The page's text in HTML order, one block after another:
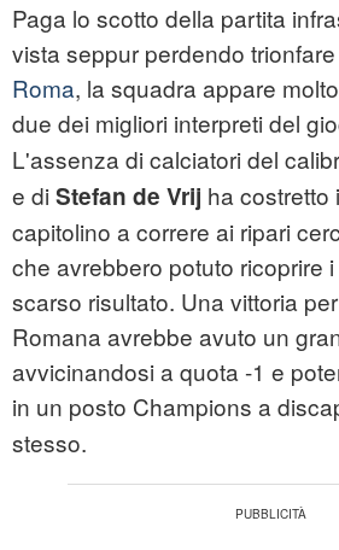
Paga lo scotto della partita
vista seppur perdendo
Roma, la squadra appare
due dei migliori interpreti del
L'assenza di calciatori del
e di Stefan de Vrij ha costretto
capitolino a correre ai ripari
che avrebbero potuto ricoprire
scarso risultato. Una vittoria
Romana avrebbe avuto un
avvicinandosi a quota -1 e
in un posto Champions a
stesso.